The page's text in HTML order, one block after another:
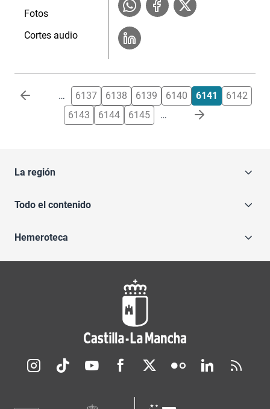
Fotos
Cortes audio
Paginación … 6137 6138 6139 6140 6141
6142
6143
6144 6145 …
La región
Todo el contenido
Hemeroteca
Redes sociales JCCM